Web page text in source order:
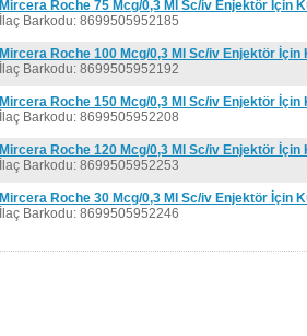
Mircera Roche 75 Mcg/0,3 Ml Sc/iv Enjektör İçin
İlaç Barkodu: 8699505952185
Mircera Roche 100 Mcg/0,3 Ml Sc/iv Enjektör İçin
İlaç Barkodu: 8699505952192
Mircera Roche 150 Mcg/0,3 Ml Sc/iv Enjektör İçin
İlaç Barkodu: 8699505952208
Mircera Roche 120 Mcg/0,3 Ml Sc/iv Enjektör İçin
İlaç Barkodu: 8699505952253
Mircera Roche 30 Mcg/0,3 Ml Sc/iv Enjektör İçin
İlaç Barkodu: 8699505952246